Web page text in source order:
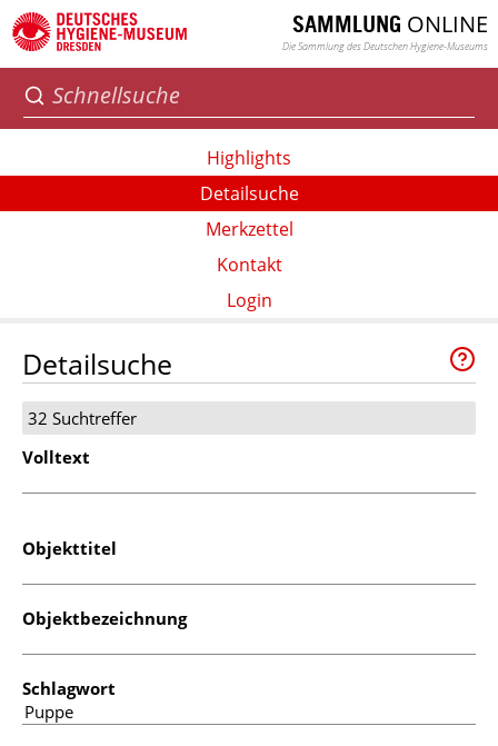
SAMMLUNG ONLINE
Die Sammlung des Deutschen Hygiene-Museums
Highlights
Detailsuche
Merkzettel
Kontakt
Login
Detailsuche
32 Suchtreffer
Volltext
Objekttitel
Objektbezeichnung
Schlagwort